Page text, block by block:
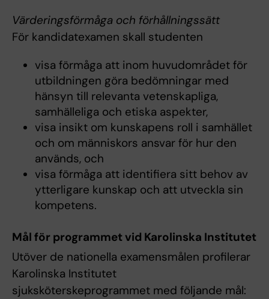
Värderingsförmåga och förhållningssätt
För kandidatexamen skall studenten
visa förmåga att inom huvudområdet för
utbildningen göra bedömningar med
hänsyn till relevanta vetenskapliga,
samhälleliga och etiska aspekter,
visa insikt om kunskapens roll i samhället
och om människors ansvar för hur den
används, och
visa förmåga att identifiera sitt behov av
ytterligare kunskap och att utveckla sin
kompetens.
Mål för programmet vid Karolinska Institutet
Utöver de nationella examensmålen profilerar
Karolinska Institutet
sjuksköterskeprogrammet med följande mål: